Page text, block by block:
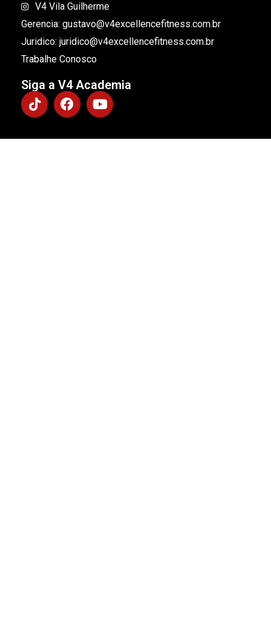
V4 Vila Guilherme
Gerencia: gustavo@v4excellencefitness.com.br
Juridico: juridico@v4excellencefitness.com.br
Trabalhe Conosco
Siga a V4 Academia